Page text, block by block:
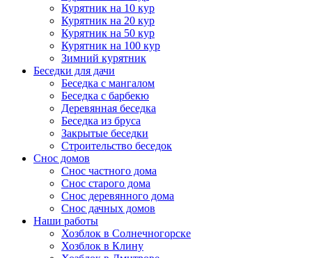
Курятник на 10 кур
Курятник на 20 кур
Курятник на 50 кур
Курятник на 100 кур
Зимний курятник
Беседки для дачи
Беседка с мангалом
Беседка с барбекю
Деревянная беседка
Беседка из бруса
Закрытые беседки
Строительство беседок
Снос домов
Снос частного дома
Снос старого дома
Снос деревянного дома
Снос дачных домов
Наши работы
Хозблок в Солнечногорске
Хозблок в Клину